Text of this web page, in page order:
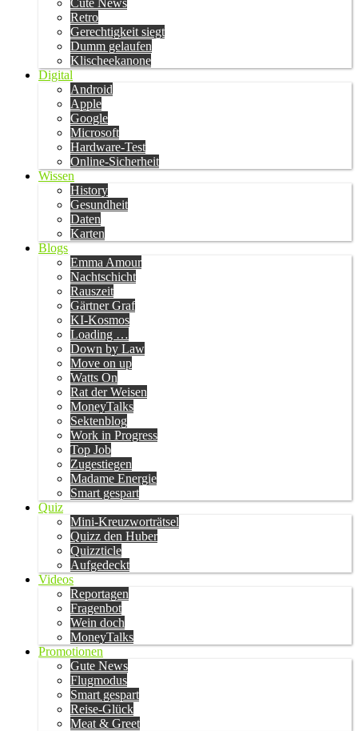
Cute News
Retro
Gerechtigkeit siegt
Dumm gelaufen
Klischeekanone
Digital
Android
Apple
Google
Microsoft
Hardware-Test
Online-Sicherheit
Wissen
History
Gesundheit
Daten
Karten
Blogs
Emma Amour
Nachtschicht
Rauszeit
Gärtner Graf
KI-Kosmos
Loading …
Down by Law
Move on up
Watts On
Rat der Weisen
MoneyTalks
Sektenblog
Work in Progress
Top Job
Zugestiegen
Madame Energie
Smart gespart
Quiz
Mini-Kreuzworträtsel
Quizz den Huber
Quizzticle
Aufgedeckt
Videos
Reportagen
Fragenbot
Wein doch
MoneyTalks
Promotionen
Gute News
Flugmodus
Smart gespart
Reise-Glück
Meat & Greet